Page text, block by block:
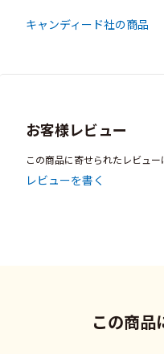
キャンディード社の商品
お客様レビュー
この商品に寄せられたレビュー
レビューを書く
この商品